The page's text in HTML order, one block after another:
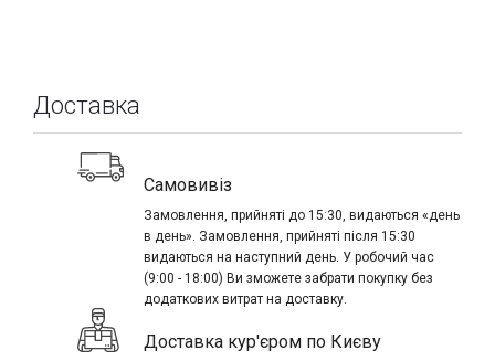
Доставка
Самовивіз
Замовлення, прийняті до 15:30, видаються «день
в день». Замовлення, прийняті після 15:30
видаються на наступний день. У робочий час
(9:00 - 18:00) Ви зможете забрати покупку без
додаткових витрат на доставку.
Доставка кур'єром по Києву